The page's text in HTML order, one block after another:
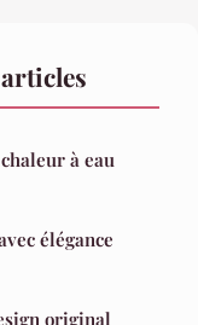
à eau
élégance
original